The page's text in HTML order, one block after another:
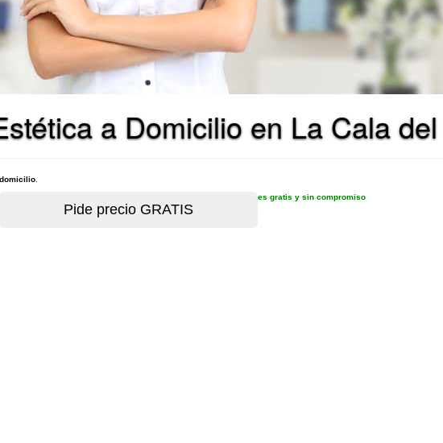
a Domicilio en La Cala
es gratis y sin compromiso